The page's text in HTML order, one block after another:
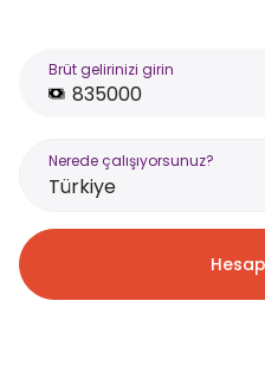
Brüt gelirinizi girin
Nerede çalışıyorsunuz?
Türkiye